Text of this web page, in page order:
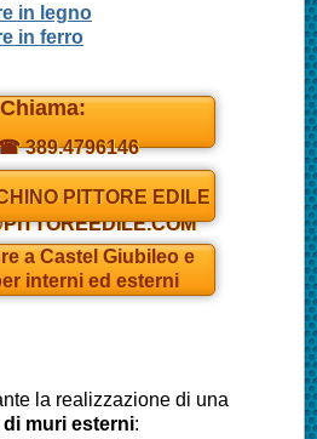
in legno
in ferro
Chiama:
389.4796146
PITTORE EDILE
aCastel Giubileoe
interni ed esterni
la realizzazione di una
muri esterni: